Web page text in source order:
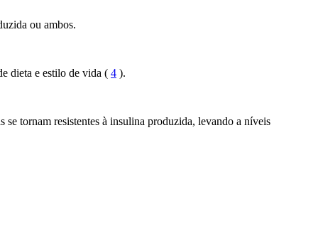
ou ambos.
dieta e estilo de vida ( 4 ).
tornam resistentes à insulina produzida, levando a níveis